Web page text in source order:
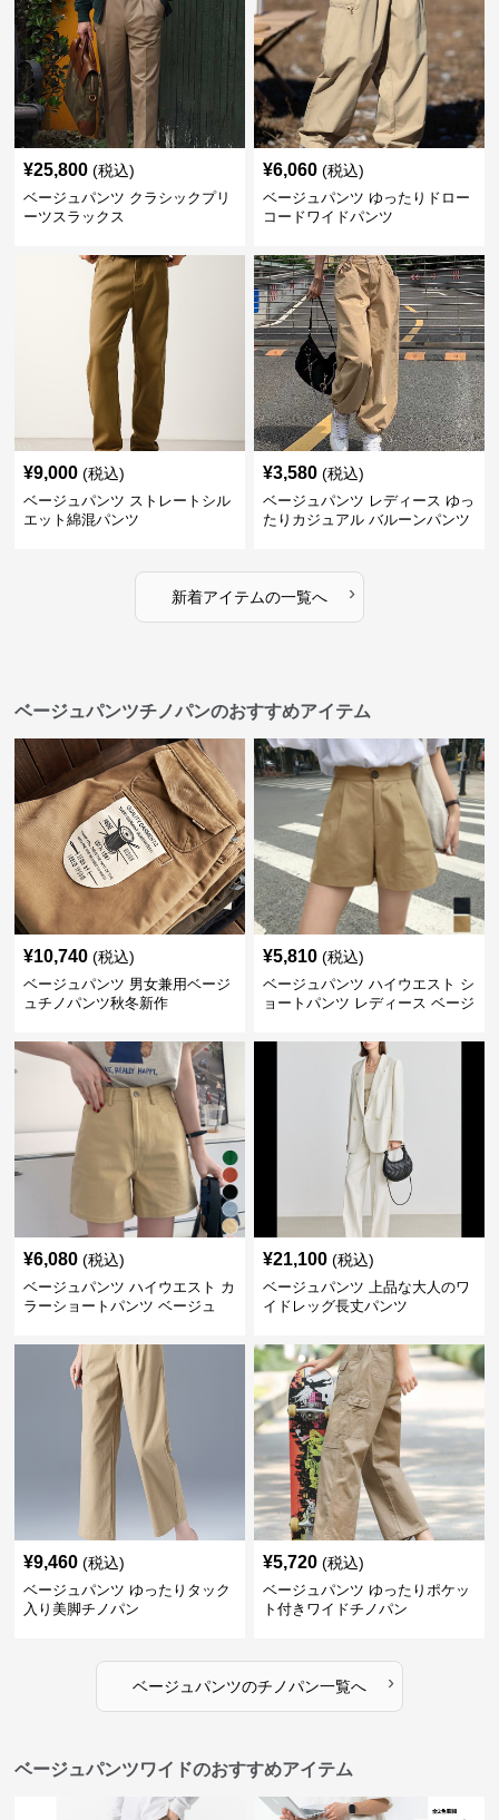
¥25,800 (税込)
ベージュパンツ クラシックプリ
ーツスラックス
¥6,060 (税込)
ベージュパンツ ゆったりドロー
コードワイドパンツ
¥9,000 (税込)
ベージュパンツ ストレートシル
エット綿混パンツ
¥3,580 (税込)
ベージュパンツ レディース ゆっ
たりカジュアル バルーンパンツ
新着アイテムの一覧へ ›
ベージュパンツチノパンのおすすめアイテム
¥10,740 (税込)
ベージュパンツ 男女兼用ベージ
ュチノパンツ秋冬新作
¥5,810 (税込)
ベージュパンツ ハイウエスト シ
ョートパンツ レディース ベージ
¥6,080 (税込)
ベージュパンツ ハイウエスト カ
ラーショートパンツ ベージュ
¥21,100 (税込)
ベージュパンツ 上品な大人のワ
イドレッグ長丈パンツ
¥9,460 (税込)
ベージュパンツ ゆったりタック
入り美脚チノパン
¥5,720 (税込)
ベージュパンツ ゆったりポケッ
ト付きワイドチノパン
ベージュパンツのチノパン一覧へ ›
ベージュパンツワイドのおすすめアイテム